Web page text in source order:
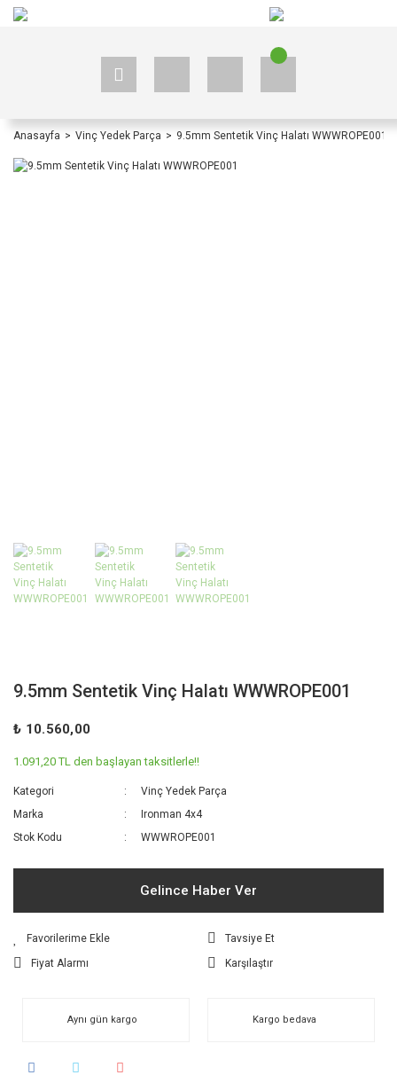
Anasayfa Vinç Yedek Parça 9.5mm Sentetik Vinç Halatı WWWROPE001
9.5mm Sentetik Vinç Halatı WWWROPE001
₺ 10.560,00
1.091,20 TL den başlayan taksitlerle!!
Kategori
Vinç Yedek Parça
Marka
Ironman 4x4
Stok Kodu
WWWROPE001
Gelince Haber Ver
Tavsiye Et
Fiyat Alarmı
Karşılaştır
Aynı gün kargo Kargo bedava